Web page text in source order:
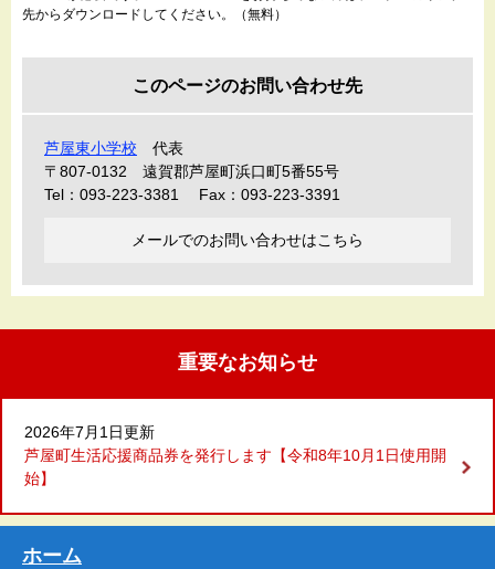
先からダウンロードしてください。（無料）
このページのお問い合わせ先
芦屋東小学校
代表
〒807-0132
遠賀郡芦屋町浜口町5番55号
Tel：093-223-3381
Fax：093-223-3391
メールでのお問い合わせはこちら
重要なお知らせ
2026年7月1日更新
芦屋町生活応援商品券を発行します【令和8年10月1日使用開
始】
ホーム